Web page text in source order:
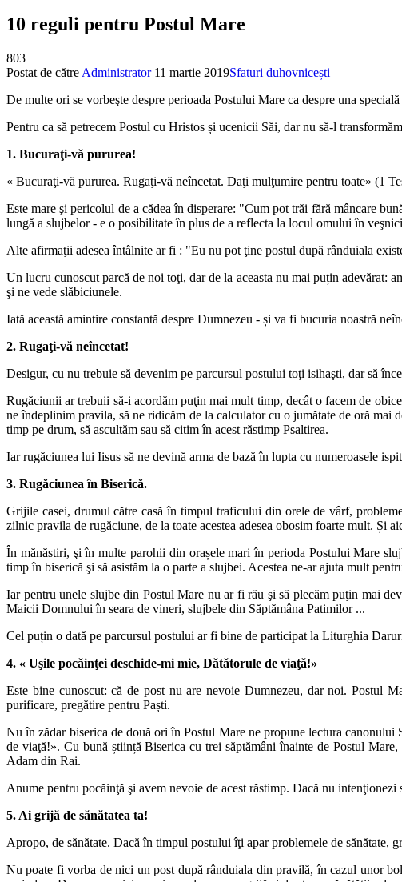
10 reguli pentru Postul Mare
803
Postat de către Administrator 11 martie 2019Sfaturi duhovnicești
De multe ori se vorbeşte despre perioada Postului Mare ca despre una
Pentru ca să petrecem Postul cu Hristos și ucenicii Săi, dar nu să-l
1. Bucuraţi-vă pururea!
« Bucuraţi-vă pururea. Rugaţi-vă neîncetat. Daţi mulţumire pentru toate» (1
Este mare şi pericolul de a cădea în disperare: "Cum pot trăi fără mâncare
lungă a slujbelor - e o posibilitate în plus de a reflecta la locul omului în
Alte afirmaţii adesea întâlnite ar fi : "Eu nu pot ţine postul după rânduiala
Un lucru cunoscut parcă de noi toţi, dar de la aceasta nu mai puțin adevărat:
şi ne vede slăbiciunele.
Iată această amintire constantă despre Dumnezeu - și va fi bucuria noastră
2. Rugaţi-vă neîncetat!
Desigur, cu nu trebuie să devenim pe parcursul postului toţi isihaşti, dar să
Rugăciunii ar trebuii să-i acordăm puţin mai mult timp, decât o facem de
ne îndeplinim pravila, să ne ridicăm de la calculator cu o jumătate de oră mai
timp pe drum, să ascultăm sau să citim în acest răstimp Psaltirea.
Iar rugăciunea lui Iisus să ne devină arma de bază în lupta cu numeroasele
3. Rugăciunea în Biserică.
Grijile casei, drumul către casă în timpul traficului din orele de vârf,
zilnic pravila de rugăciune, de la toate acestea adesea obosim foarte mult. Și
În mănăstiri, şi în multe parohii din orașele mari în perioda Postului Mare
timp în biserică şi să asistăm la o parte a slujbei. Acestea ne-ar ajuta mult
Iar pentru unele slujbe din Postul Mare nu ar fi rău şi să plecăm puţin mai
Maicii Domnului în seara de vineri, slujbele din Săptămâna Patimilor ...
Cel puțin o dată pe parcursul postului ar fi bine de participat la Liturghia
4. « Uşile pocăinţei deschide-mi mie, Dătătorule de viaţă!»
Este bine cunoscut: că de post nu are nevoie Dumnezeu, dar noi. Postul
purificare, pregătire pentru Paști.
Nu în zădar biserica de două ori în Postul Mare ne propune lectura
de viaţă!». Cu bună știință Biserica cu trei săptămâni înainte de Postul
Adam din Rai.
Anume pentru pocăinţă şi avem nevoie de acest răstimp. Dacă nu
5. Ai grijă de sănătatea ta!
Apropo, de sănătate. Dacă în timpul postului îţi apar problemele de sănătate,
Nu poate fi vorba de nici un post după rânduiala din pravilă, în cazul unor